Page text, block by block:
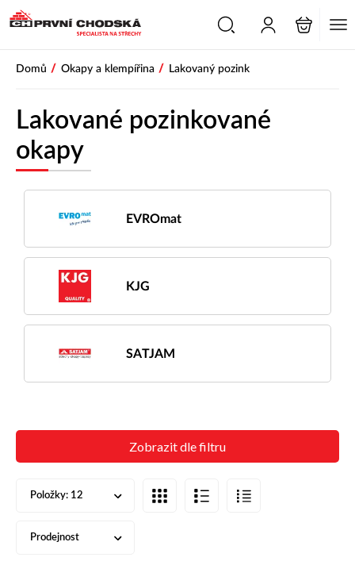
Domů / Okapy a klempířina / Lakovaný pozink
Lakované pozinkované
okapy
EVROmat
KJG
SATJAM
Zobrazit dle filtru
Položky: 12
Prodejnost